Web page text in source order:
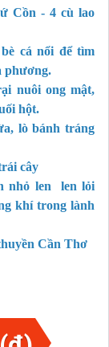
Cồn - 4 cù lao
cá nổi để tìm
phương.
nuôi ong mật,
hột.
lò bánh tráng
cây
nhỏ len len lỏi
khí trong lành
Cần Thơ